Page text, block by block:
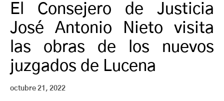
El Consejero de Justicia
José Antonio Nieto visita
las obras de los nuevos
juzgados de Lucena
octubre 21, 2022